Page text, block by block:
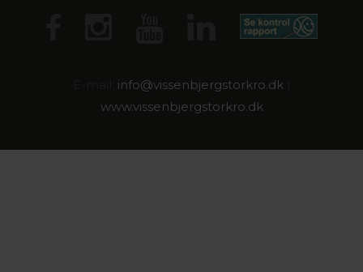
info@vissenbjergstorkro.dk|
www.vissenbjergstorkro.dk